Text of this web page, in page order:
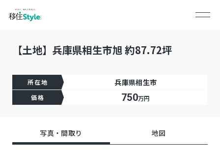
【土地】兵庫県相生市旭 約87.72坪
所在地 兵庫県相生市
価格 750万円
写真・間取り 地図